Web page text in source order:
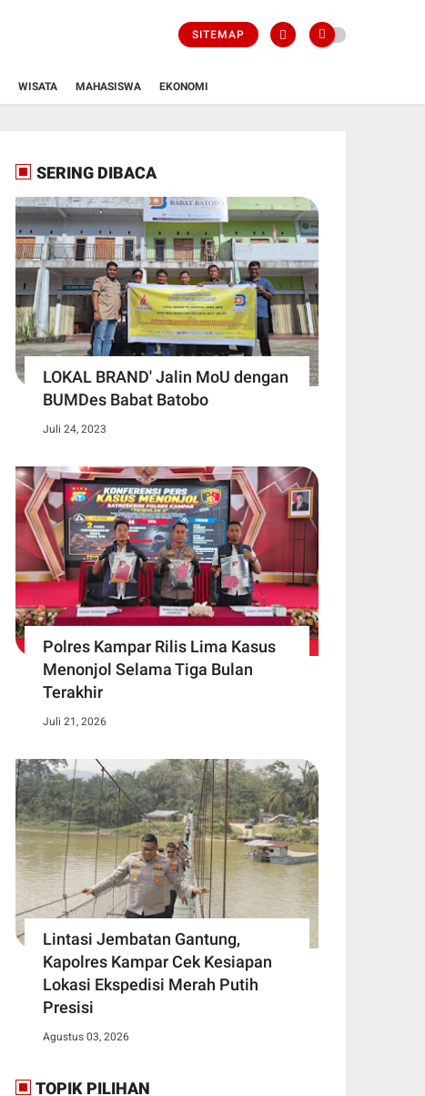
SITEMAP
WISATA MAHASISWA EKONOMI
SERING DIBACA
LOKAL BRAND' Jalin MoU dengan
BUMDes Babat Batobo
Juli 24, 2023
Polres Kampar Rilis Lima Kasus
Menonjol Selama Tiga Bulan
Terakhir
Juli 21, 2026
Lintasi Jembatan Gantung,
Kapolres Kampar Cek Kesiapan
Lokasi Ekspedisi Merah Putih
Presisi
Agustus 03, 2026
TOPIK PILIHAN